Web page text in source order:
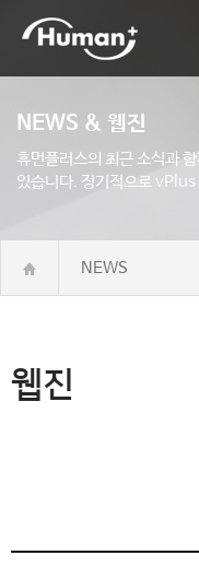
NEWS & 웹진
휴먼플러스의 최근 소식과
있습니다. 정기적으로 vPlus
NEWS
웹진